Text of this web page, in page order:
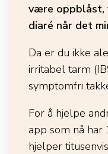
være oppblåst,
diaré når det
Da er du ikke
irritabel tarm
symptomfri
For å hjelpe
app som nå har
hjelper